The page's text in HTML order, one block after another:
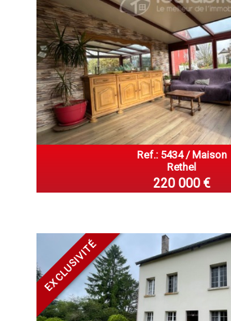
Ref.: 5434 / Maison
Rethel
220 000 €
EXCLUSIVITÉ